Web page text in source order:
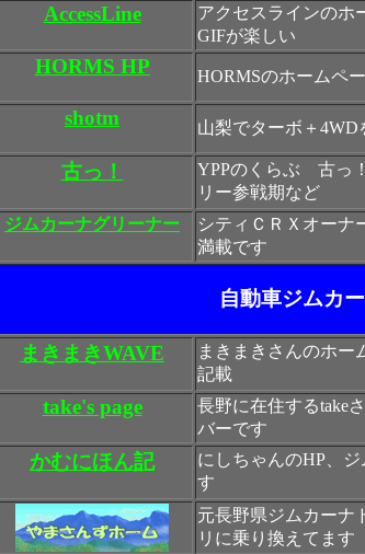
AccessLine
アクセスラインの
GIFが楽しい
HORMS HP HORMSのホームペ
shotm 山梨でターボ＋
古っ！
YPPのくらぶ 古っ
リー参戦期など
ジムカーナグリーナー
シティＣＲＸオーナ
満載です
自動車ジムカ
まきまきWAVE
まきまきさんのホ
記載
take's page
長野に在住するtake
バーです
かむにほん記
にしちゃんのHP、
す
元長野県ジムカーナ
リに乗り換えてます